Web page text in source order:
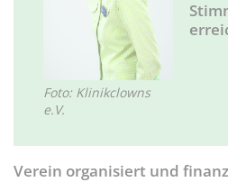
Foto: Klinikclowns
e.V.
Verein organisiert und